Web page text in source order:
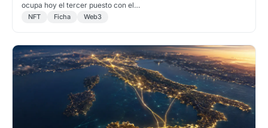
ocupa hoy el tercer puesto con el…
NFT Ficha Web3